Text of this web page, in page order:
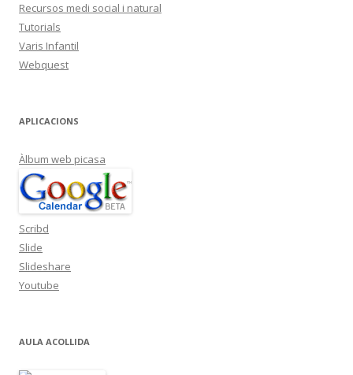
Recursos medi social i natural
Tutorials
Varis Infantil
Webquest
APLICACIONS
Àlbum web picasa
Scribd
Slide
Slideshare
Youtube
AULA ACOLLIDA